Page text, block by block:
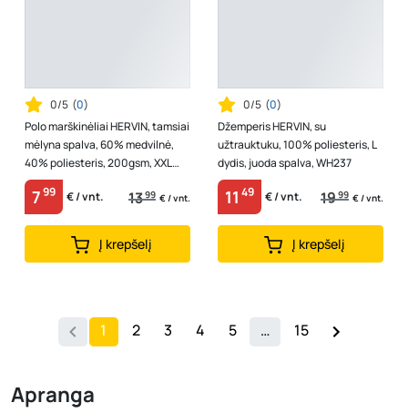
0/5 (0)
Polo marškinėliai HERVIN, tamsiai
mėlyna spalva, 60% medvilnė,
40% poliesteris, 200gsm, XXL
dydis, 7860033
799 € / vnt. 1399 € / vnt.
Į krepšelį
0/5 (0)
Džemperis HERVIN, su
užtrauktuku, 100% poliesteris, L
dydis, juoda spalva, WH237
11 49 € / vnt. 1999 € / vnt.
Į krepšelį
1 2 3 4 5 … 15
Apranga